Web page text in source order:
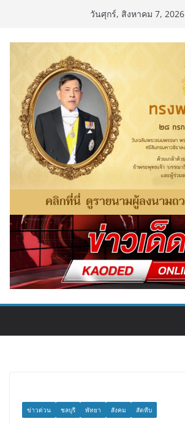
content
วันศุกร์, สิงหาคม 7, 2026
ข่าวด่วน ชลบุรี พัทยา สังคม สัตหีบ